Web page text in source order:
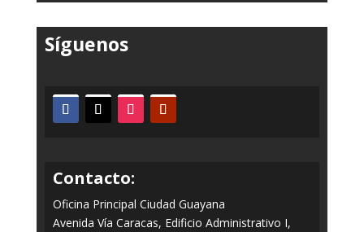
Síguenos
Contacto:
Oficina Principal Ciudad Guayana
Avenida Vía Caracas, Edificio Administrativo I,